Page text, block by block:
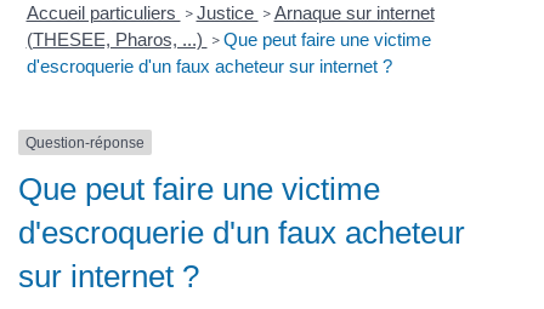
Accueil particuliers > Justice > Arnaque sur internet
(THESEE, Pharos, ...) > Que peut faire une victime
d'escroquerie d'un faux acheteur sur internet ?
Question-réponse
Que peut faire une victime
d'escroquerie d'un faux acheteur
sur internet ?